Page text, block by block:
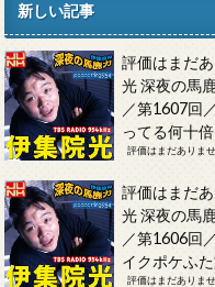
新しい記事
評価はまだ
光 深夜の馬
／第1607回
ってる何十
評価はまだありませ
評価はまだ
光 深夜の馬
／第1606回
イクポケふ
評価はまだありませ